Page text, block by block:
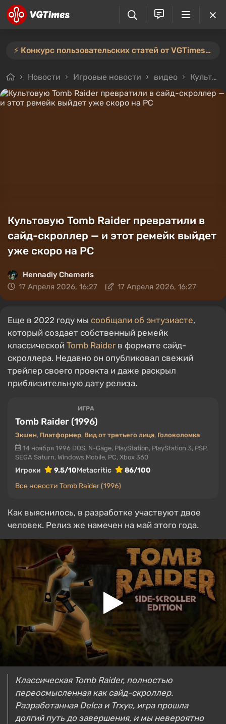
⚡️ Конкурс пользовательских статей от VGTimes продлён — участвуйте тут ⚡️
Новости Игровые новости видео Культовую Tomb Raider превратили в сайд-скроллер — и этот ремейк выйдет уже скоро на PC
Культовую Tomb Raider превратили в
сайд-скроллер — и этот ремейк выйдет
уже скоро на PC
Hennadiy Chemеris
17 Апреля 2026, 16:27
17 Апреля 2026, 16:27
Еще в 2022 году мы сообщали об энтузиасте,
который создает собственный ремейк
классической Tomb Raiderв формате сайд-
скроллера. Недавно он опубликовал свежий
трейлер своего проекта и даже раскрыл
приблизительную дату релиза.
ИГРА
Tomb Raider (1996)
Экшен, Платформер, Вид от третьего лица, Головоломка
14 ноября 1996 DOS, N-Gage, PlayStation, PlayStation 3, PSP,
SEGA Saturn, Windows Mobile, PC, Xbox 360
Игроки 9.5/10Metacritic
86/100
Все новости Tomb Raider (1996)
Как выяснилось, в разработке участвуют двое
человек. Релиз же намечен на май этого года.
Классическая Tomb Raider, полностью
переосмысленная как сайд-скроллер.
Разработанная Delca и Trxye, игра прошла
долгий путь до завершения, и мы невероятно